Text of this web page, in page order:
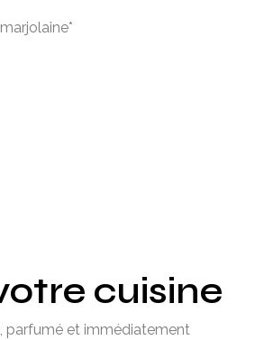
cuisine
parfumé et immédiatement